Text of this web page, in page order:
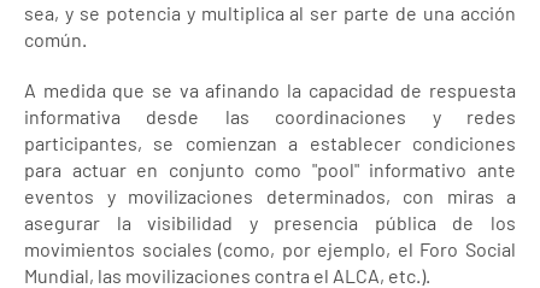
sea, y se potencia y multiplica al ser parte de una acción
común.
A medida que se va afinando la capacidad de respuesta
informativa desde las coordinaciones y redes
participantes, se comienzan a establecer condiciones
para actuar en conjunto como "pool" informativo ante
eventos y movilizaciones determinados, con miras a
asegurar la visibilidad y presencia pública de los
movimientos sociales (como, por ejemplo, el Foro Social
Mundial, las movilizaciones contra el ALCA, etc.).